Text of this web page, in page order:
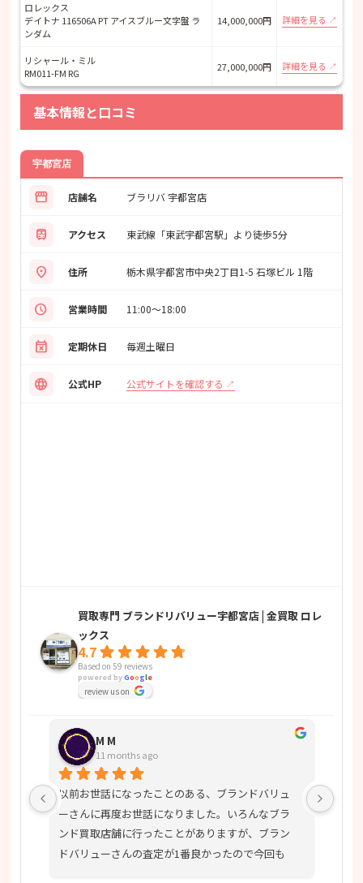
ロレックス
デイトナ 116506A PT アイスブルー文字盤 ラ
ンダム
14,000,000円 詳細を見る
リシャール・ミル
RM011-FM RG
27,000,000円 詳細を見る
基本情報と口コミ
宇都宮店
storefront 店舗名 ブラリバ 宇都宮店
train アクセス 東武線「東武宇都宮駅」より徒歩5分
location_on 住所 栃木県宇都宮市中央2丁目1-5 石塚ビル 1階
schedule 営業時間 11:00〜18:00
event_busy 定期休日 毎週土曜日
language 公式HP 公式サイトを確認する
買取専門 ブランドリバリュー宇都宮店 | 金買取 ロレ
ックス
4.7
Based on 59 reviews
powered byGoogle
review us on
M M
11 months ago
以前お世話になったことのある、ブランドバリュ
ーさんに再度お世話になりました。いろんなブラ
ンド買取店舗に行ったことがありますが、ブラン
ドバリューさんの査定が1番良かったので今回も